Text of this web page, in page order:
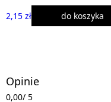
2,15 zł do koszyka
Opinie
0,00/ 5